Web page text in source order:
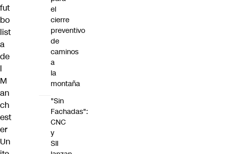
fut
bo
list
a
de
l
M
an
ch
est
er
Un
el
cierre
preventivo
de
caminos
a
la
montaña
"Sin
Fachadas":
CNC
y
SII